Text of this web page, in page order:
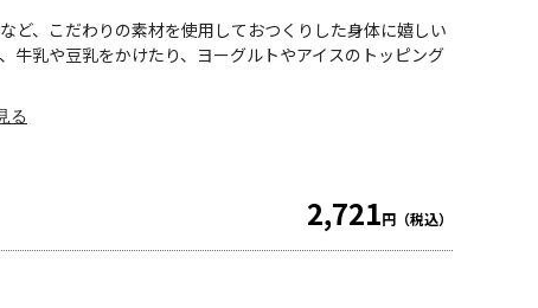
ど、こだわりの素材を使用しておつくりした身体に嬉しい
牛乳や豆乳をかけたり、ヨーグルトやアイスのトッピング
る
2,721円（税込）